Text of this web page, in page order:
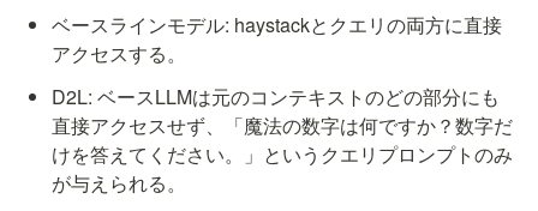
ベースラインモデル: haystackとクエリの両方に直接
アクセスする。
D2L: ベースLLMは元のコンテキストのどの部分にも
直接アクセスせず、「魔法の数字は何ですか？数字だ
けを答えてください。」というクエリプロンプトのみ
が与えられる。